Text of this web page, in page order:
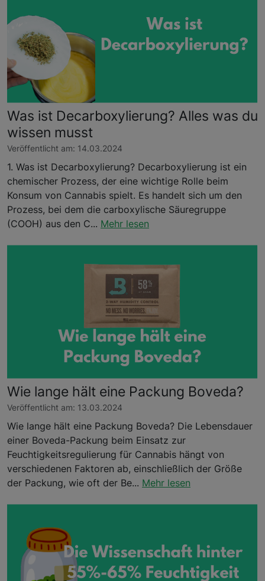
Was ist Decarboxylierung? Alles was du
wissen musst
Veröffentlicht am: 14.03.2024
1. Was ist Decarboxylierung? Decarboxylierung ist ein
chemischer Prozess, der eine wichtige Rolle beim
Konsum von Cannabis spielt. Es handelt sich um den
Prozess, bei dem die carboxylische Säuregruppe
(COOH) aus den C... Mehr lesen
Wie lange hält eine Packung Boveda?
Veröffentlicht am: 13.03.2024
Wie lange hält eine Packung Boveda? Die Lebensdauer
einer Boveda-Packung beim Einsatz zur
Feuchtigkeitsregulierung für Cannabis hängt von
verschiedenen Faktoren ab, einschließlich der Größe
der Packung, wie oft der Be... Mehr lesen